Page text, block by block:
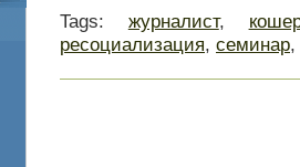
Tags: журналист,
ресоциализация, семинар,